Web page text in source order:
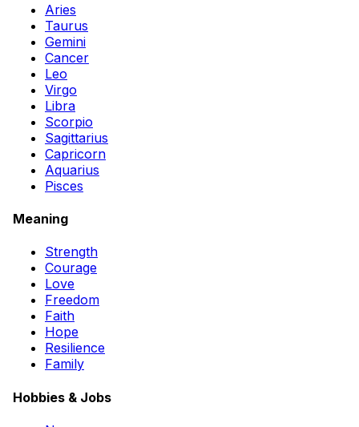
Aries
Taurus
Gemini
Cancer
Leo
Virgo
Libra
Scorpio
Sagittarius
Capricorn
Aquarius
Pisces
Meaning
Strength
Courage
Love
Freedom
Faith
Hope
Resilience
Family
Hobbies & Jobs